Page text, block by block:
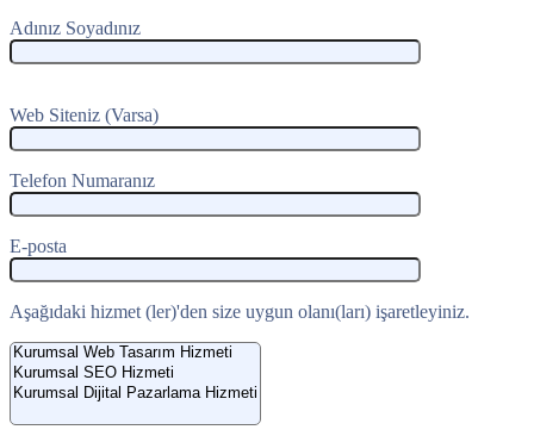
Adınız Soyadınız
Web Siteniz (Varsa)
Telefon Numaranız
E-posta
Aşağıdaki hizmet (ler)'den size uygun olanı(ları) işaretleyiniz.